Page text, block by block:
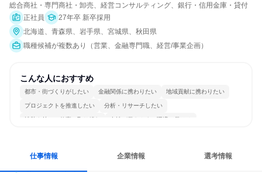
総合商社・専門商社・卸売、経営コンサルティング、銀行・信用金庫・貸付
正社員
27年卒 新卒採用
北海道、青森県、岩手県、宮城県、秋田県
職種候補が複数あり（営業、金融専門職、経営/事業企画）
こんな人におすすめ
都市・街づくりがしたい 金融関係に携わりたい 地域貢献に携わりたい
プロジェクトを推進したい 分析・リサーチしたい
情熱を持って仕事に取り組む 女性が働きやすい環境で働ける
仕事情報 企業情報 選考情報